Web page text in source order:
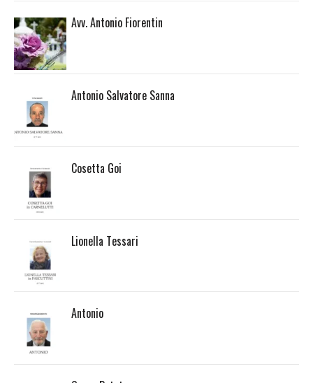
Avv. Antonio Fiorentin
Antonio Salvatore Sanna
Cosetta Goi
Lionella Tessari
Antonio